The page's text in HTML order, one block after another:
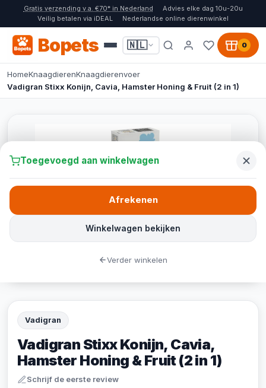
Gratis verzending v.a. €70* in Nederland
Advies elke dag 10u-20u
Veilig betalen via iDEAL
Nederlandse online dierenwinkel
Bopets 🇳🇱 0
HomeKnaagdierenKnaagdierenvoer
Vadigran Stixx Konijn, Cavia, Hamster Honing & Fruit (2 in 1)
Vadigran
Vadigran Stixx Konijn, Cavia,
Hamster Honing & Fruit (2 in 1)
Schrijf de eerste review
Toegevoegd aan winkelwagen
Winkelwagen bekijken
Afrekenen
Verder winkelen